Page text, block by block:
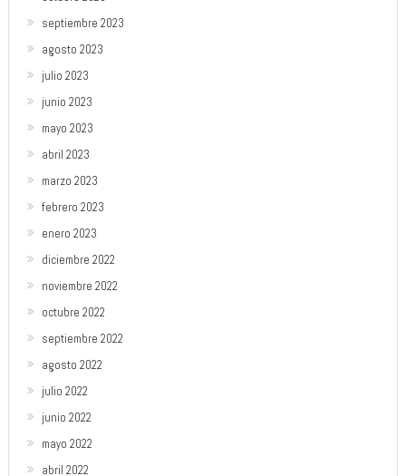
septiembre 2023
agosto 2023
julio 2023
junio 2023
mayo 2023
abril 2023
marzo 2023
febrero 2023
enero 2023
diciembre 2022
noviembre 2022
octubre 2022
septiembre 2022
agosto 2022
julio 2022
junio 2022
mayo 2022
abril 2022